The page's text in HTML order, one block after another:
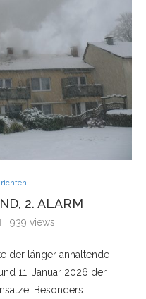
2. ALARM
939 views
der länger anhaltende
11. Januar 2026 der
Besonders